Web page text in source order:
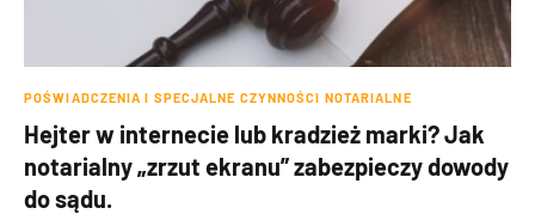
POŚWIADCZENIA I SPECJALNE CZYNNOŚCI NOTARIALNE
Hejter w internecie lub kradzież marki? Jak
notarialny „zrzut ekranu” zabezpieczy dowody
do sądu.